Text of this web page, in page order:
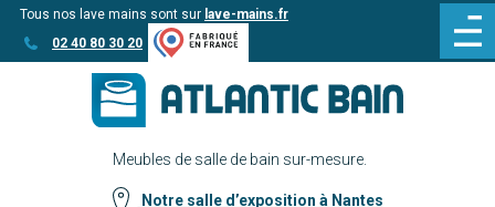
Aller
au
Aller au
contenu
Tous nos lave mains sont sur lave-mains.fr
02 40 80 30 20
Meubles de salle de bain sur-mesure.
Notre salle d’exposition à Nantes